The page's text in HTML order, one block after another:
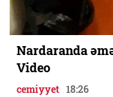
Nardaranda
Video
cemiyyet 18:26